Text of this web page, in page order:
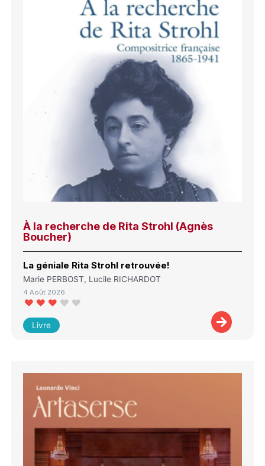
À la recherche de Rita Strohl (Agnès
Boucher)
La géniale Rita Strohl retrouvée!
Marie PERBOST, Lucile RICHARDOT
4 Août 2026
Livre